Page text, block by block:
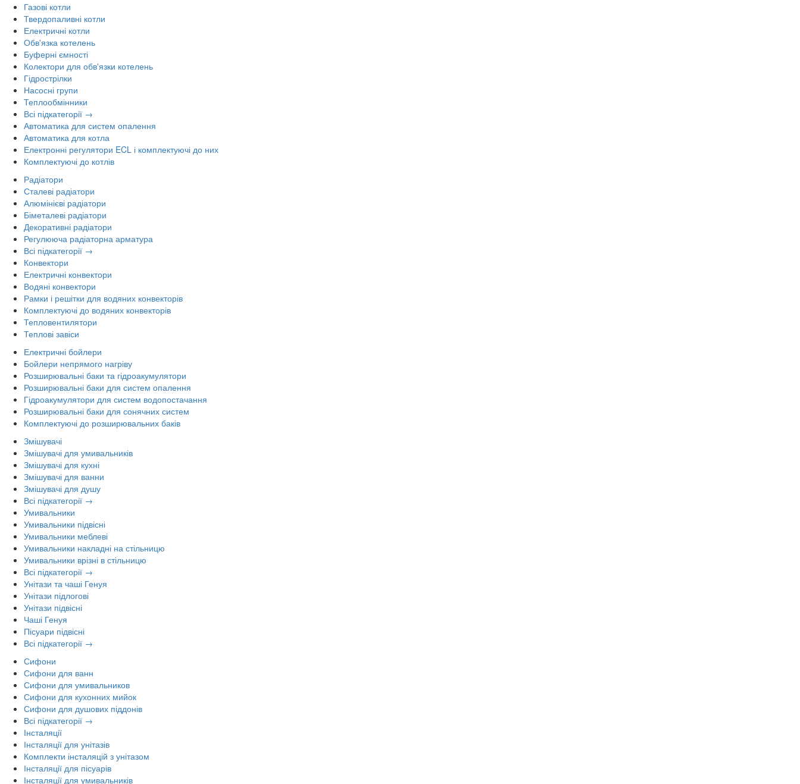
Газові котли
Твердопаливні котли
Електричні котли
Обв'язка котелень
Буферні ємності
Колектори для обв'язки котелень
Гідрострілки
Насосні групи
Теплообмінники
Всі підкатегорії →
Автоматика для систем опалення
Автоматика для котла
Електронні регулятори ECL і комплектуючі до них
Комплектуючі до котлів
Радіатори
Сталеві радіатори
Алюмінієві радіатори
Біметалеві радіатори
Декоративні радіатори
Регулююча радіаторна арматура
Всі підкатегорії →
Конвектори
Електричні конвектори
Водяні конвектори
Рамки і решітки для водяних конвекторів
Комплектуючі до водяних конвекторів
Тепловентилятори
Теплові завіси
Електричні бойлери
Бойлери непрямого нагріву
Розширювальні баки та гідроакумулятори
Розширювальні баки для систем опалення
Гідроакумулятори для систем водопостачання
Розширювальні баки для сонячних систем
Комплектуючі до розширювальних баків
Змішувачі
Змішувачі для умивальників
Змішувачі для кухні
Змішувачі для ванни
Змішувачі для душу
Всі підкатегорії →
Умивальники
Умивальники підвісні
Умивальники меблеві
Умивальники накладні на стільницю
Умивальники врізні в стільницю
Всі підкатегорії →
Унітази та чаші Генуя
Унітази підлогові
Унітази підвісні
Чаші Генуя
Пісуари підвісні
Всі підкатегорії →
Сифони
Сифони для ванн
Сифони для умивальников
Сифони для кухонних мийок
Сифони для душових піддонів
Всі підкатегорії →
Інсталяції
Інсталяції для унітазів
Комплекти інсталяцій з унітазом
Інсталяції для пісуарів
Інсталяції для умивальників